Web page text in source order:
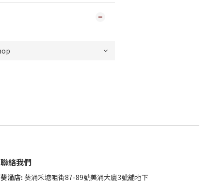
聯絡我們
葵涌店: 葵涌禾塘咀街87-89號美涌大廈3號舖地下